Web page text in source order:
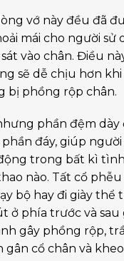
vớ này đều đã
mái cho người sử
vào chân. Điều
sẽ dễ chịu hơn khi
bị phồng rộp chân.
phần đệm dày
đáy, giúp
trong bất kì
nào. Tất cổ
bộ hay đi giày thể
ở phía trước và sau
gây phồng rộp,
cổ chân và